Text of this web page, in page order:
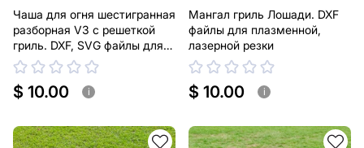
Чаша для огня шестигранная
разборная V3 с решеткой
гриль. DXF, SVG файлы для
плазменной, лазерной резки
$ 10.00 i
Мангал гриль Лошади. DXF
файлы для плазменной,
лазерной резки
$ 10.00 i